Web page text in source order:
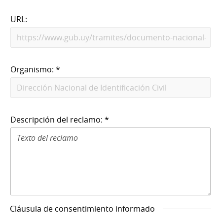
URL:
Organismo: *
Descripción del reclamo: *
Cláusula de consentimiento informado